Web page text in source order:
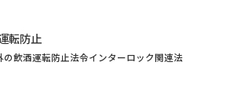
転防止
の飲酒運転防止法令インターロック関連法